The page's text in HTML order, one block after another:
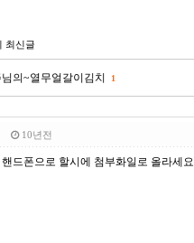
최신글
의~열무얼갈이김치 1
10년전
드폰으로 할시에 첨부화일로 올라세요